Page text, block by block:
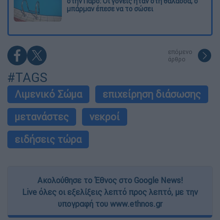
μπάρμαν έπεσε να το σώσει
επόμενο
άρθρο
#TAGS
Λιμενικό Σώμα
επιχείρηση διάσωσης
μετανάστες
νεκροί
ειδήσεις τώρα
Ακολούθησε το Έθνος στο Google News!
Live όλες οι εξελίξεις λεπτό προς λεπτό, με την
υπογραφή του www.ethnos.gr